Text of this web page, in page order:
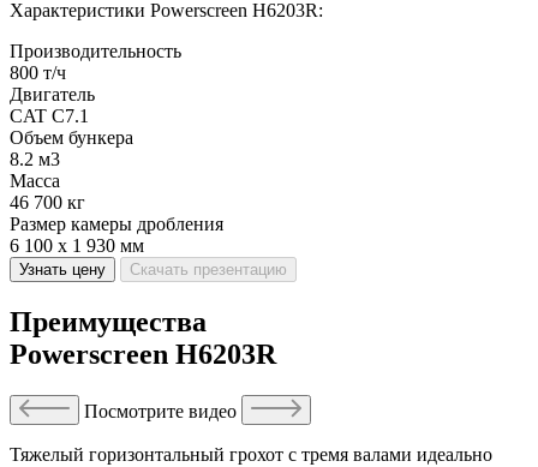
Характеристики Powerscreen H6203R:
Производительность
800 т/ч
Двигатель
CAT C7.1
Объем бункера
8.2 м3
Масса
46 700 кг
Размер камеры дробления
6 100 x 1 930 мм
Узнать цену Скачать презентацию
Преимущества
Powerscreen H6203R
Посмотрите видео
Тяжелый горизонтальный грохот с тремя валами идеально